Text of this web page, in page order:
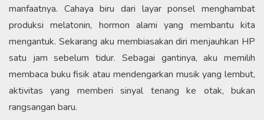
manfaatnya. Cahaya biru dari layar ponsel menghambat
produksi melatonin, hormon alami yang membantu kita
mengantuk. Sekarang aku membiasakan diri menjauhkan HP
satu jam sebelum tidur. Sebagai gantinya, aku memilih
membaca buku fisik atau mendengarkan musik yang lembut,
aktivitas yang memberi sinyal tenang ke otak, bukan
rangsangan baru.